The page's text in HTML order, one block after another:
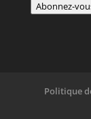
mail
Abonnez-
Politique